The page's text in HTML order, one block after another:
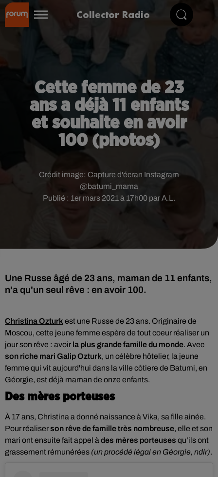
Collector Radio
Cette femme de 23
ans a déjà 11 enfants
et souhaite en avoir
100 (photos)
Publié : 1er mars 2021 à 17h00 par A.L.
Crédit image: Capture d'écran Instagram
@batumi_mama
Une Russe âgé de 23 ans, maman de 11 enfants,
n'a qu'un seul rêve : en avoir 100.
Christina Ozturk est une Russe de 23 ans. Originaire de
Moscou, cette jeune femme espère de tout coeur réaliser un
jour son rêve : avoir la plus grande famille du monde. Avec
son riche mari Galip Ozturk, un célèbre hôtelier, la jeune
femme qui vit aujourd'hui dans la ville côtiere de Batumi, en
Géorgie, est déjà maman de onze enfants.
Des mères porteuses
À 17 ans, Christina a donné naissance à Vika, sa fille ainée.
Pour réaliserson rêve de famille très nombreuse, elle et son
mari ont ensuite fait appel à des mères porteuses qu’ils ont
grassement rémunérées (un procédé légal en Géorgie, ndlr).